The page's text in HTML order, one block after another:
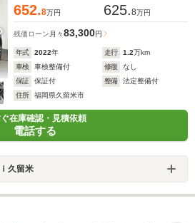
652.8万円 625.8万円
残価ローン 月々83,300円
年式 2022年 走行 1.2万km
車検
車検整備付 修復
なし
保証
保証付 整備
法定整備付
住所
福岡県久留米市
在庫確認・見積依頼
電話する
久留米